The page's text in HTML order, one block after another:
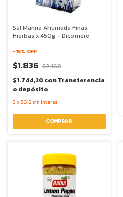
Sal Marina Ahumada Finas
Hierbas x 450g - Dicomere
-15% OFF
$1.836 $2.160
$1.744,20conTransferencia
o depósito
3 x $612 sin interés